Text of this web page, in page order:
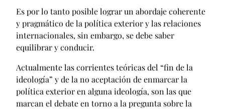
Es por lo tanto posible lograr un abordaje coherente
y pragmático de la política exterior y las relaciones
internacionales, sin embargo, se debe saber
equilibrar y conducir.
Actualmente las corrientes teóricas del “fin de la
ideología” y de la no aceptación de enmarcar la
política exterior en alguna ideología, son las que
marcan el debate en torno a la pregunta sobre la